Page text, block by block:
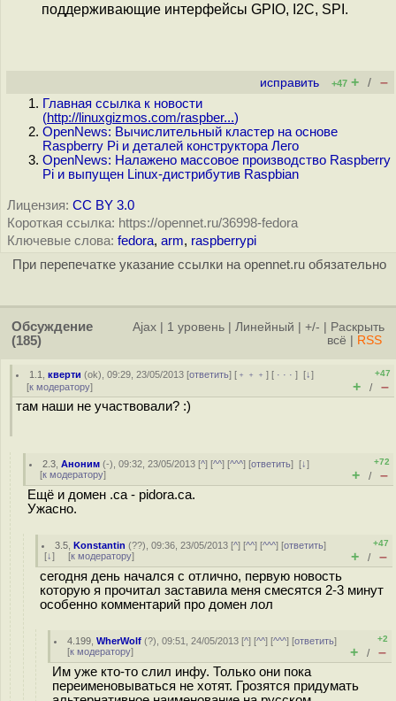
поддерживающие интерфейсы GPIO, I2C, SPI.
исправить +47 + / –
Главная ссылка к новости
(http://linuxgizmos.com/raspber...)
OpenNews: Вычислительный кластер на основе
Raspberry Pi и деталей конструктора Лего
OpenNews: Налажено массовое производство Raspberry
Pi и выпущен Linux-дистрибутив Raspbian
Лицензия: CC BY 3.0
Короткая ссылка: https://opennet.ru/36998-fedora
Ключевые слова: fedora, arm, raspberrypi
При перепечатке указание ссылки на opennet.ru обязательно
Обсуждение
(185)
Ajax 1 уровень Линейный +/-
Раскрыть
всё
RSS
1.1 ,кверти (ok), 09:29, 23/05/2013 [ответить] [ ﹢﹢﹢] [ · · ·][↓]
[к модератору]
+47
+ / –
там наши не участвовали? :)
2.3 ,Аноним (-), 09:32, 23/05/2013 [^] [^^] [^^^] [ответить][↓]
[к модератору]
+72
+ / –
Ещё и домен .ca - pidora.ca.
Ужасно.
3.5 ,Konstantin (??), 09:36, 23/05/2013 [^] [^^] [^^^] [ответить]
[↓] [к модератору]
+47
+ / –
сегодня день начался с отлично, первую новость
которую я прочитал заставила меня смесятся 2-3 минут
особенно комментарий про домен лол
4.199 ,WherWolf (?), 09:51, 24/05/2013 [^] [^^] [^^^] [ответить]
[к модератору]
+2
+ / –
Им уже кто-то слил инфу. Только они пока
переименовываться не хотят. Грозятся придумать